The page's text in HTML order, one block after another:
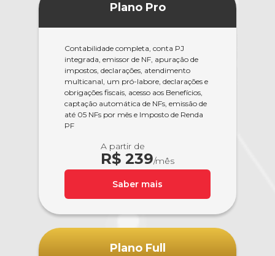
Plano Pro
Contabilidade completa, conta PJ
integrada, emissor de NF, apuração de
impostos, declarações, atendimento
multicanal, um pró-labore, declarações e
obrigações fiscais, acesso aos Benefícios,
captação automática de NFs, emissão de
até 05 NFs por mês e Imposto de Renda
PF
A partir de
R$ 239/mês
Saber mais
Plano Full